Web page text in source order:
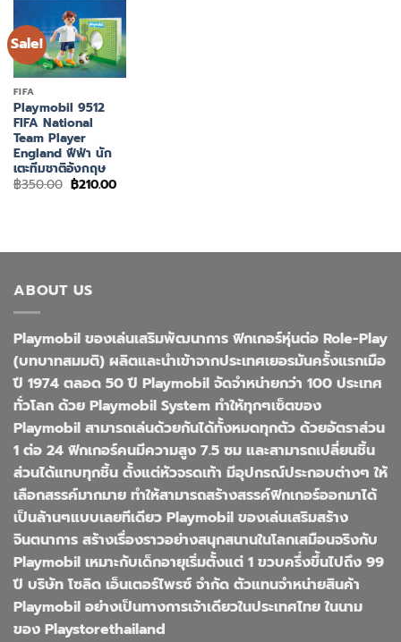
Sale!
FIFA
Playmobil 9512
FIFA National
Team Player
England ฟีฟ่า นัก
เตะทีมชาติอังกฤษ
฿350.00 Original
price
฿210.00Current
ABOUT US
Playmobil ของเล่นเสริมพัฒนาการ ฟิกเกอร์หุ่นต่อ Role-Play
(บทบาทสมมติ) ผลิตและนำเข้าจากประเทศเยอรมันครั้งแรกเมือ
ปี 1974 ตลอด 50 ปี Playmobil จัดจำหน่ายกว่า 100 ประเทศ
ทั่วโลก ด้วย Playmobil System ทำให้ทุกๆเซ็ตของ
Playmobil สามารถเล่นด้วยกันได้ทั้งหมดทุกตัว ด้วยอัตราส่วน
1 ต่อ 24 ฟิกเกอร์คนมีความสูง 7.5 ซม และสามารถเปลี่ยนชิ้น
ส่วนได้แทบทุกชิ้น ตั้งแต่หัวจรดเท้า มีอุปกรณ์ประกอบต่างๆ ให้
เลือกสรรค์มากมาย ทำให้สามารถสร้างสรรค์ฟิกเกอร์ออกมาได้
เป็นล้านๆแบบเลยทีเดียว Playmobil ของเล่นเสริมสร้าง
จินตนาการ สร้างเรื่องราวอย่างสนุกสนานในโลกเสมือนจริงกับ
Playmobil เหมาะกับเด็กอายุเริ่มตั้งแต่ 1 ขวบครึ่งขึ้นไปถึง 99
ปี บริษัท โซลิด เอ็นเตอร์ไพรซ์ จำกัด ตัวแทนจำหน่ายสินค้า
Playmobil อย่างเป็นทางการเจ้าเดียวในประเทศไทย ในนาม
ของ Playstorethailand